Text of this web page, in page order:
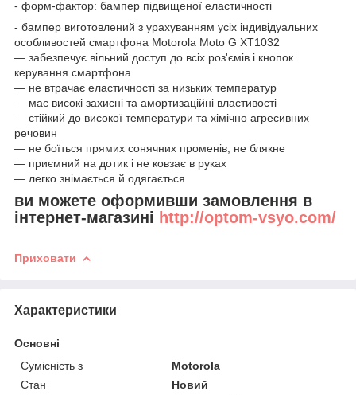
- форм-фактор: бампер підвищеної еластичності
- бампер виготовлений з урахуванням усіх індивідуальних
особливостей смартфона Motorola Moto G XT1032
― забезпечує вільний доступ до всіх роз'ємів і кнопок
керування смартфона
― не втрачає еластичності за низьких температур
― має високі захисні та амортизаційні властивості
― стійкий до високої температури та хімічно агресивних
речовин
― не боїться прямих сонячних променів, не блякне
— приємний на дотик і не ковзає в руках
― легко знімається й одягається
ви можете оформивши замовлення в
інтернет-магазині http://optom-vsyo.com/
Приховати
Характеристики
Основні
Сумісність з
Motorola
Стан
Новий